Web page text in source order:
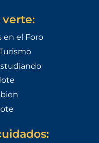
verte:
en el Foro